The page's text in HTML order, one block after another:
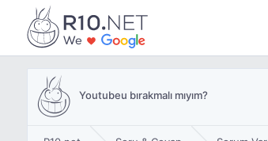
Youtubeu bırakmalı mıyım?